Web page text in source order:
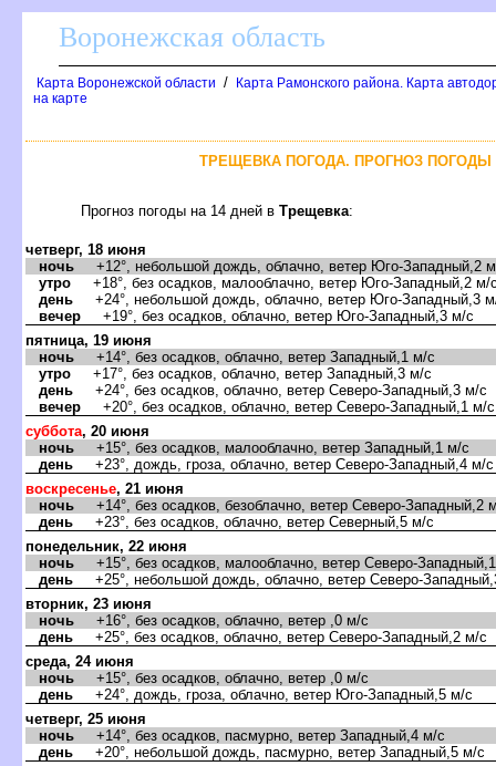
оронежская область
Карта Воронежской области /
Карта Рамонского района. Карта
на карте
ТРЕЩЕВКА ПОГОДА. ПРОГНОЗ
Прогноз погоды на 14 дней Трещевка:
четверг, 18 июня
ночь +12°, небольшой дождь, облачно, ветер Юго-Западный,2
утро +18°, без осадков, малооблачно, ветер Юго-Западный,2 м/
день +24°, небольшой дождь, облачно, ветер Юго-Западный,3
ечер +19°, без осадков, облачно, ветер Юго-Западный,3 м/с
пятница, 19 июня
ночь +14°, без осадков, облачно, ветер Западный,1 м/с
утро +17°, без осадков, облачно, ветер Западный,3 м/с
день +24°, без осадков, облачно, ветер Северо-Западный,3 м/с
ечер +20°, без осадков, облачно, ветер Северо-Западный,1 м/с
суббота, 20 июня
ночь +15°, без осадков, малооблачно, ветер Западный,1 м/с
день +23°, дождь, гроза, облачно, ветер Северо-Западный,4 м/с
оскресенье, 21 июня
ночь +14°, без осадков, безоблачно, ветер Северо-Западный,2
день +23°, без осадков, облачно, ветер Северный,5 м/с
понедельник, 22 июня
ночь +15°, без осадков, малооблачно, ветер Северо-
день +25°, небольшой дождь, облачно, ветер Северо-
торник, 23 июня
ночь +16°, без осадков, облачно, ветер ,0 м/с
день +25°, без осадков, облачно, ветер Северо-Западный,2 м/с
среда, 24 июня
ночь +15°, без осадков, облачно, ветер ,0 м/с
день +24°, дождь, гроза, облачно, ветер Юго-Западный,5 м/с
четверг, 25 июня
ночь +14°, без осадков, пасмурно, ветер Западный,4 м/с
день +20°, небольшой дождь, пасмурно, ветер Западный,5 м/с